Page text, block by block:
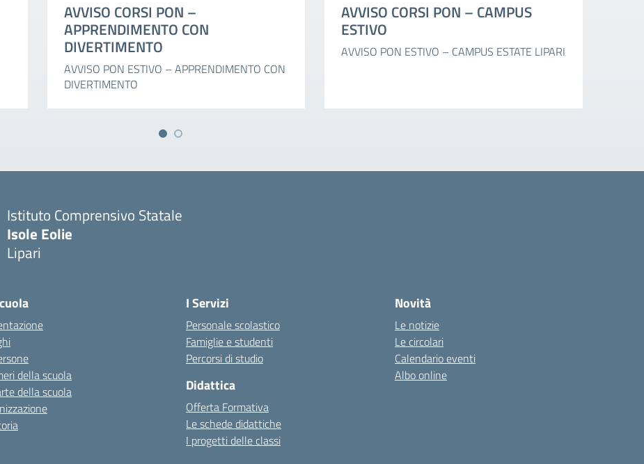
AVVISO CORSI PON –
APPRENDIMENTO CON
DIVERTIMENTO
AVVISO PON ESTIVO – APPRENDIMENTO CON
DIVERTIMENTO
AVVISO CORSI PON – CAMPUS
ESTIVO
AVVISO PON ESTIVO – CAMPUS ESTATE LIPARI
Istituto Comprensivo Statale
Isole Eolie
Lipari
della scuola
della scuola
I Servizi
Personale scolastico
Famiglie e studenti
Percorsi di studio
Didattica
Offerta Formativa
Le schede didattiche
I progetti delle classi
Novità
Le notizie
Le circolari
Calendario eventi
Albo online